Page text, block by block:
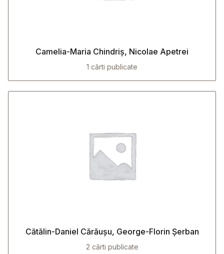
Camelia-Maria Chindriș, Nicolae Apetrei
1 cărti publicate
Cătălin-Daniel Cărăușu, George-Florin Șerban
2 cărti publicate